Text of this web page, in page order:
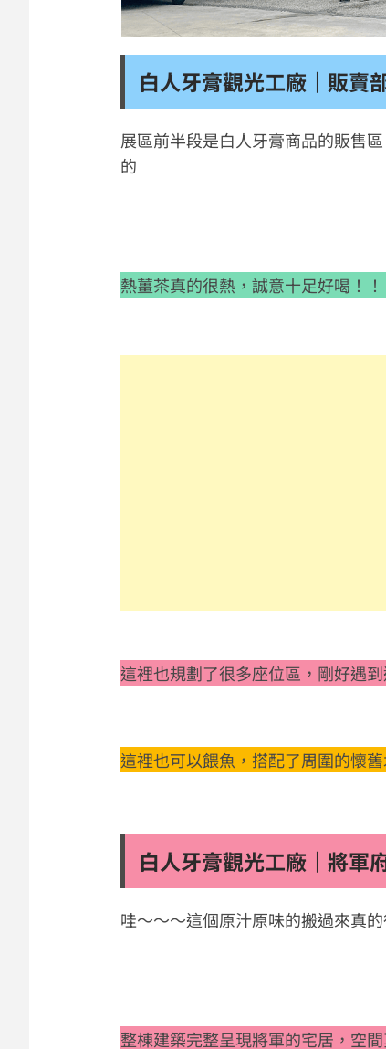
白人牙膏觀光工廠｜販賣
展區前半段是白人牙膏商品的販售
的
熱薑茶真的很熱，誠意十足好喝！！
這裡也規劃了很多座位區，剛好遇
這裡也可以餵魚，搭配了周圍的懷
白人牙膏觀光工廠｜將軍
哇～～～這個原汁原味的搬過來真
整棟建築完整呈現將軍的宅居，空